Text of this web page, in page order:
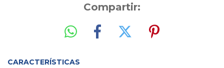
Compartir:
CARACTERÍSTICAS